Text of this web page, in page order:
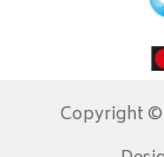
Copyright ©